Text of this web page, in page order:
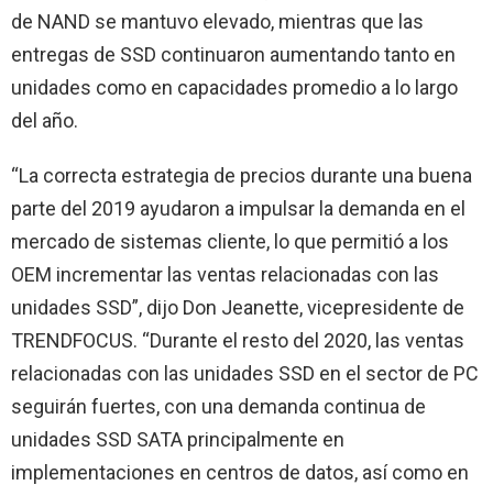
de NAND se mantuvo elevado, mientras que las
entregas de SSD continuaron aumentando tanto en
unidades como en capacidades promedio a lo largo
del año.
“La correcta estrategia de precios durante una buena
parte del 2019 ayudaron a impulsar la demanda en el
mercado de sistemas cliente, lo que permitió a los
OEM incrementar las ventas relacionadas con las
unidades SSD”, dijo Don Jeanette, vicepresidente de
TRENDFOCUS. “Durante el resto del 2020, las ventas
relacionadas con las unidades SSD en el sector de PC
seguirán fuertes, con una demanda continua de
unidades SSD SATA principalmente en
implementaciones en centros de datos, así como en